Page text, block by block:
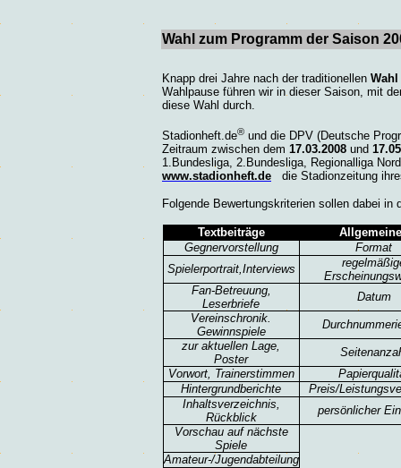
Wahl zum Programm der Saison
Knapp drei Jahre nach der traditionellen
Wahlpause führen wir in dieser Saison, mit
diese Wahl durch.
Stadionheft.de® und die DPV (Deutsche
Zeitraum zwischen dem 17.03.2008 und
1.Bundesliga, 2.Bundesliga, Regionalliga
www.stadionheft.de
die Stadionzeitung
Folgende Bewertungskriterien sollen dabei in
Textbeiträge
Gegnervorstellung
Format
Spielerportrait,Interviews
Fan-Betreuung,
Leserbriefe
Datum
Vereinschronik.
Gewinnspiele
zur aktuellen Lage,
Poster
Vorwort, Trainerstimmen
Hintergrundberichte
Preis/
Inhaltsverzeichnis,
Rückblick
persönlicher
Vorschau auf nächste
Spiele
Amateur-/Jugendabteilung